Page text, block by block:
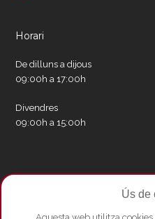
Horari
De dilluns a dijous
09:00h a 17:00h
Divendres
09:00h a 15:00h
Xarxes socials
TwitterFacebookInstagram
Ús de